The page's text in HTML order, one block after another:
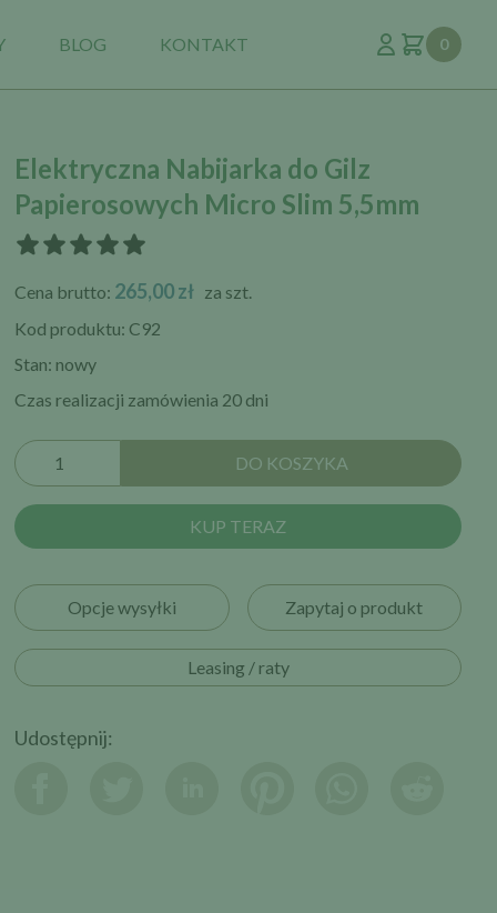
BLOG KONTAKT 0
Elektryczna Nabijarka do Gilz
Papierosowych Micro Slim 5,5mm
Cena brutto: 265,00 zł za szt.
Kod produktu: C92
Stan: nowy
Czas realizacji zamówienia 20 dni
DO KOSZYKA
KUP TERAZ
Opcje wysyłki Zapytaj o produkt
Leasing / raty
Udostępnij: